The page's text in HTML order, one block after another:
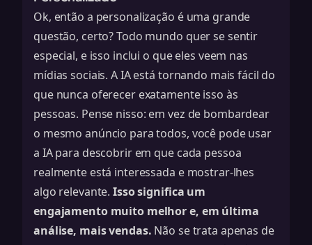
Ok, então a personalização é uma grande
questão, certo? Todo mundo quer se sentir
especial, e isso inclui o que eles veem nas
mídias sociais. A IA está tornando mais fácil do
que nunca oferecer exatamente isso às
pessoas. Pense nisso: em vez de bombardear
o mesmo anúncio para todos, você pode usar
a IA para descobrir em que cada pessoa
realmente está interessada e mostrar-lhes
algo relevante.Isso significa um
engajamento muito melhor e, em última
análise, mais vendas. Não se trata apenas de